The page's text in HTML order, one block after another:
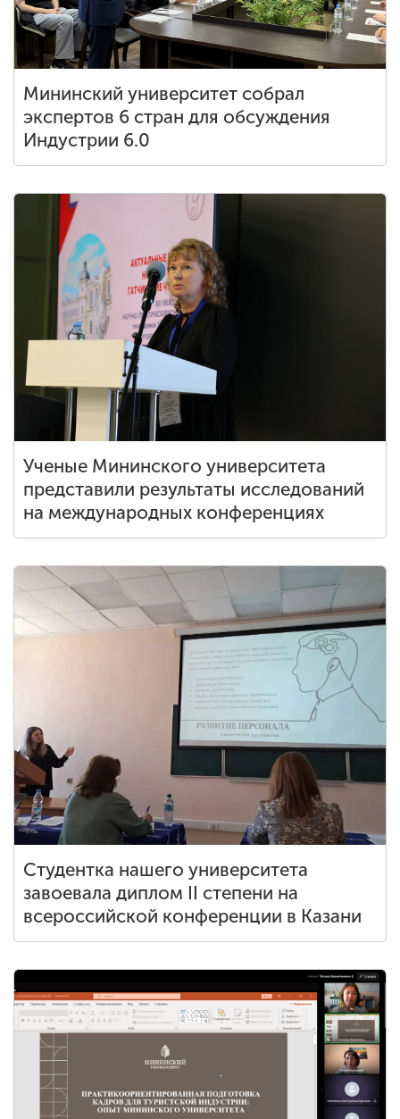
Мининский университет собрал
экспертов 6 стран для обсуждения
Индустрии 6.0
Ученые Мининского университета
представили результаты исследований
на международных конференциях
Студентка нашего университета
завоевала диплом II степени на
всероссийской конференции в Казани